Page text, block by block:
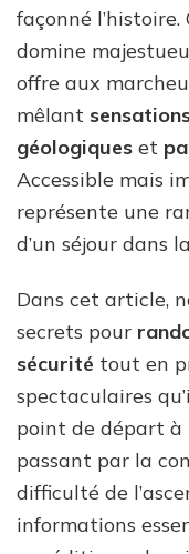
façonné
domine
offre aux
mêlant
géologiques et
Accessible mais
représente une
d’un séjour dans
Dans cet article,
secrets pour
sécurité tout en
spectaculaires
point de départ à
passant par la
difficulté de
informations